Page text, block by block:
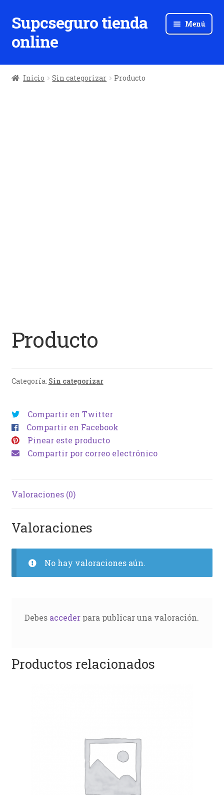
Ir
a
la
Ir
al
contenido
Supcseguro tienda
online
Menú
Inicio Sin categorizar Producto
Producto
Categoría: Sin categorizar
Compartir en Twitter
Compartir en Facebook
Pinear este producto
Compartir por correo electrónico
Valoraciones (0)
Valoraciones
No hay valoraciones aún.
Debes accederpara publicar una valoración.
Productos relacionados